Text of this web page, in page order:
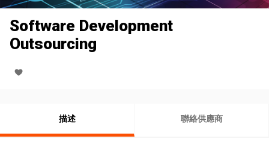
Software Development
Outsourcing
描述 聯絡供應商